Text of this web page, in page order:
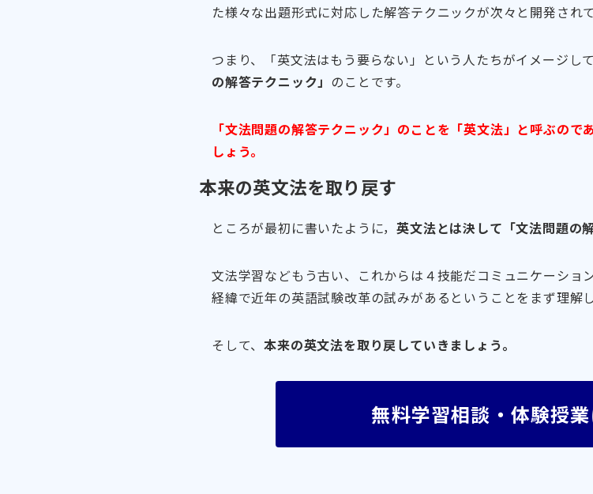
た様々な出題形式に対応した解答テクニックが次々と開発され
つまり、「英文法はもう要らない」という人たちがイメージし
の解答テクニック」 のことです。
「文法問題の解答テクニック」のことを「英文法」と呼ぶの
しょう。
本来の英文法を取り戻す
ところが最初に書いたように，英文法とは決して「文法問題の
文法学習などもう古い、これからは４技能だコミュニケーショ
経緯で近年の英語試験改革の試みがあるということをまず理解し
そして、本来の英文法を取り戻していきましょう。
無料学習相談・体験授